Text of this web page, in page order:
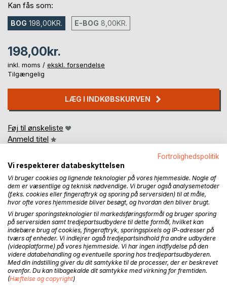
Kan fås som:
BOG 198,00KR. E-BOG 8,00KR.
198,00kr.
inkl. moms / ekskl. forsendelse
Tilgængelig
LÆG I INDKØBSKURVEN
Føj til ønskeliste
Anmeld titel
BESKRIVELSE
Necronomicon eller De Døde Navnes Bog. Nedskrevet af
den vanvittige araber Abdul Alhazred. Komplet tekst på
grundlag af Gregor A. Gregorii optegnelser med
interpolationer fra Corpus Lovecraftianum. Compileret,
Fortrolighedspolitik
Vi respekterer databeskyttelsen
Vi bruger cookies og lignende teknologier på vores hjemmeside. Nogle af
dem er væsentlige og teknisk nødvendige. Vi bruger også analysemetoder
(f.eks. cookies eller fingeraftryk og sporing på serversiden) til at måle,
hvor ofte vores hjemmeside bliver besøgt, og hvordan den bliver brugt.
Vi bruger sporingsteknologier til markedsføringsformål og bruger sporing
på serversiden samt tredjepartsudbydere til dette formål, hvilket kan
indebære brug af cookies, fingeraftryk, sporingspixels og IP-adresser på
tværs af enheder. Vi indlejrer også tredjepartsindhold fra andre udbydere
(videoplatforme) på vores hjemmeside. Vi har ingen indflydelse på den
videre databehandling og eventuelle sporing hos tredjepartsudbyderen.
Med din indstilling giver du dit samtykke til de processer, der er beskrevet
ovenfor. Du kan tilbagekalde dit samtykke med virkning for fremtiden.
(Hæftelse og copyright)